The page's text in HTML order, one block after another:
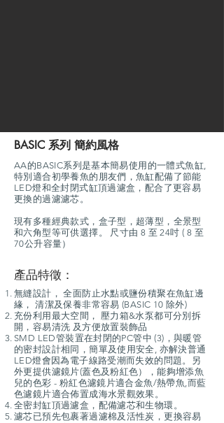
BASIC 系列 簡約風格
AA的BASIC系列是基本簡易使用的一體式魚缸,
特別適合初學養魚的朋友們，魚缸配備了節能
LED燈和全封閉式缸頂過濾盒，配合了更容易
更換的過濾濾芯。
現有多種經典款式，盒子型，超薄型，全景型
和六角型等可供選擇。 尺寸由 8 至 24吋 ( 8 至
70公升容量）
產品特徵：
無縫設計， 全面防止水點或鹽份積聚在魚缸邊
緣， 清潔及保養非常容易 (BASIC 10 除外)
充份利用最大空間， 壓力箱&水泵都可分別拆
開，容易清洗 及方便放置裝飾品
SMD LED管裝置在封閉的PC管中 (3)，與暖管
的密封設計相同，簡單及使用安全, 亦解決普通
LED燈會因為電子線路受潮而失效的問題。另
外更提供濾鏡片(蓋色及粉紅色），能夠增添魚
兒的色彩 - 粉紅色濾鏡片適合金魚/熱帶魚,而藍
色濾鏡片適合佈置成海水景觀效果。
全密封缸頂過濾盒，配備濾芯和生物環。
濾芯已預先包裹著過濾棉及活性炭，更換容易